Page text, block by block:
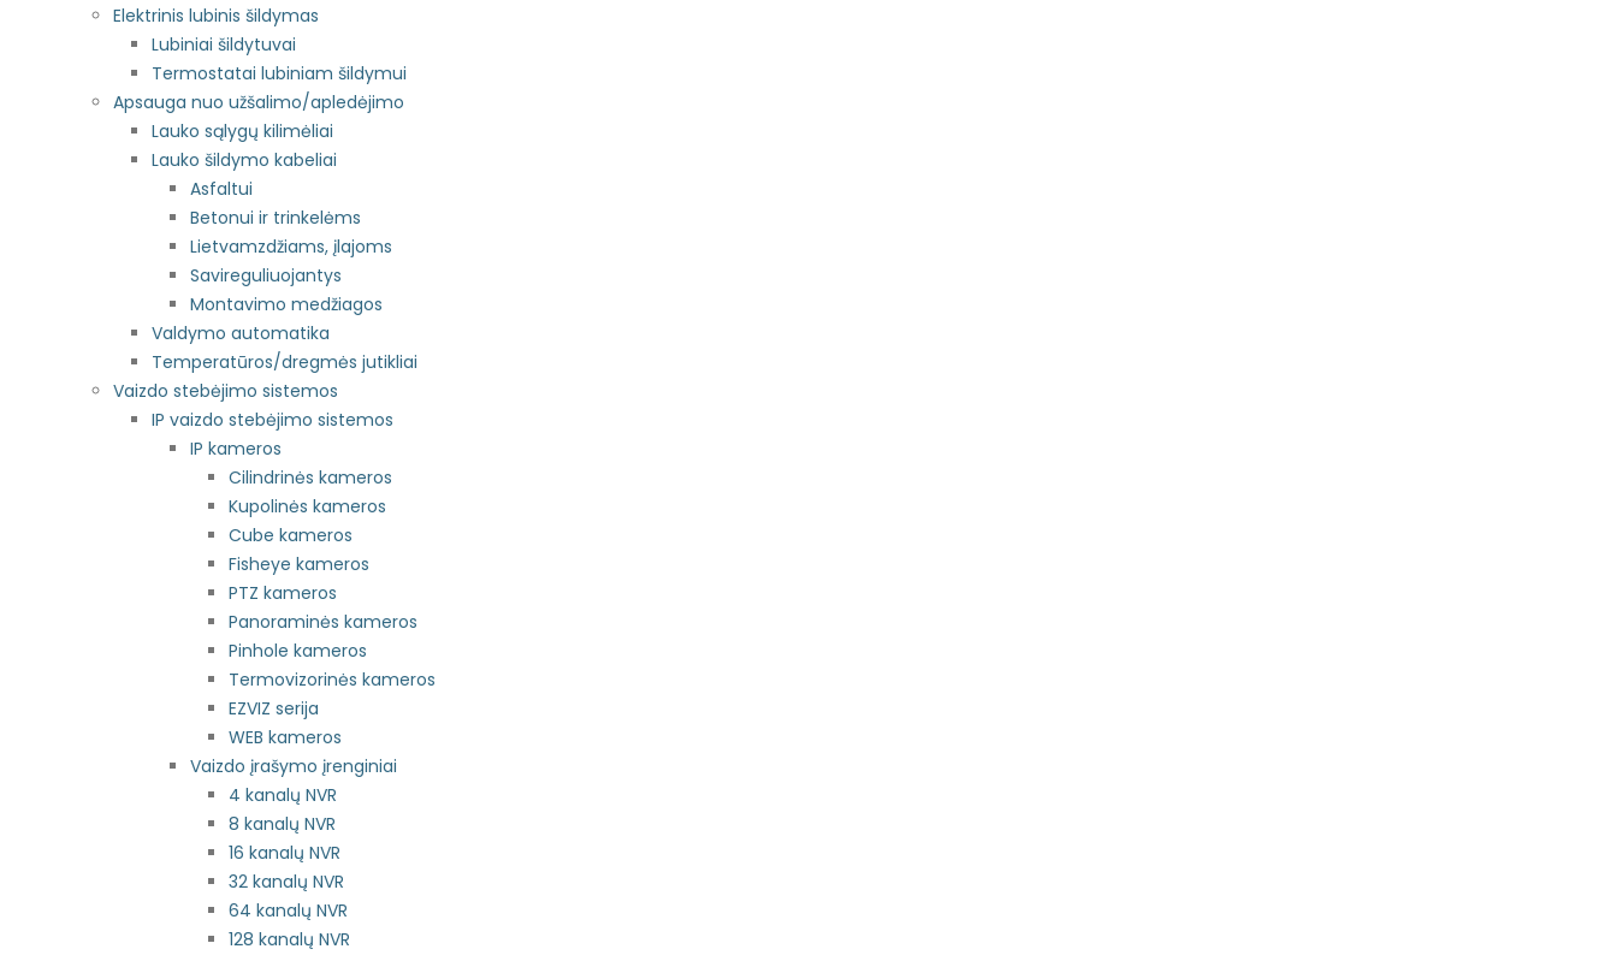
Elektrinis lubinis šildymas
Lubiniai šildytuvai
Termostatai lubiniam šildymui
Apsauga nuo užšalimo/apledėjimo
Lauko sąlygų kilimėliai
Lauko šildymo kabeliai
Asfaltui
Betonui ir trinkelėms
Lietvamzdžiams, įlajoms
Savireguliuojantys
Montavimo medžiagos
Valdymo automatika
Temperatūros/dregmės jutikliai
Vaizdo stebėjimo sistemos
IP vaizdo stebėjimo sistemos
IP kameros
Cilindrinės kameros
Kupolinės kameros
Cube kameros
Fisheye kameros
PTZ kameros
Panoraminės kameros
Pinhole kameros
Termovizorinės kameros
EZVIZ serija
WEB kameros
Vaizdo įrašymo įrenginiai
4 kanalų NVR
8 kanalų NVR
16 kanalų NVR
32 kanalų NVR
64 kanalų NVR
128 kanalų NVR